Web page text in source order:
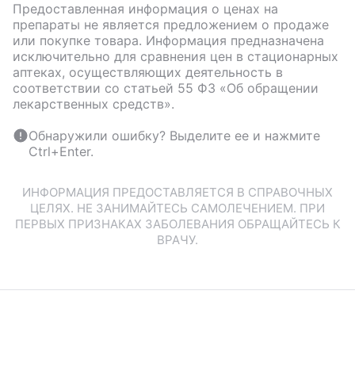
Предоставленная информация о ценах на
препараты не является предложением о продаже
или покупке товара. Информация предназначена
исключительно для сравнения цен в стационарных
аптеках, осуществляющих деятельность в
соответствии со статьей 55 ФЗ «Об обращении
лекарственных средств».
Обнаружили ошибку? Выделите ее и нажмите
Ctrl+Enter.
ИНФОРМАЦИЯ ПРЕДОСТАВЛЯЕТСЯ В СПРАВОЧНЫХ
ЦЕЛЯХ. НЕ ЗАНИМАЙТЕСЬ САМОЛЕЧЕНИЕМ. ПРИ
ПЕРВЫХ ПРИЗНАКАХ ЗАБОЛЕВАНИЯ ОБРАЩАЙТЕСЬ К
ВРАЧУ.